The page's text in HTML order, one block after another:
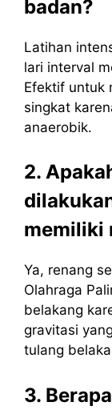
badan?
Latihan
lari interval
Efektif untuk
singkat
anaerobik.
2.
memiliki
Ya, renang
Olahraga
belakang
gravitasi
tulang
3.